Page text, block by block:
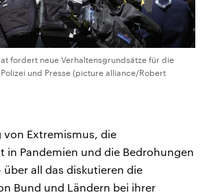
fordert neue Verhaltensgrundsätze für die
und Presse (picture alliance/Robert
von Extremismus, die
in Pandemien und die Bedrohungen
über all das diskutieren die
Bund und Ländern bei ihrer